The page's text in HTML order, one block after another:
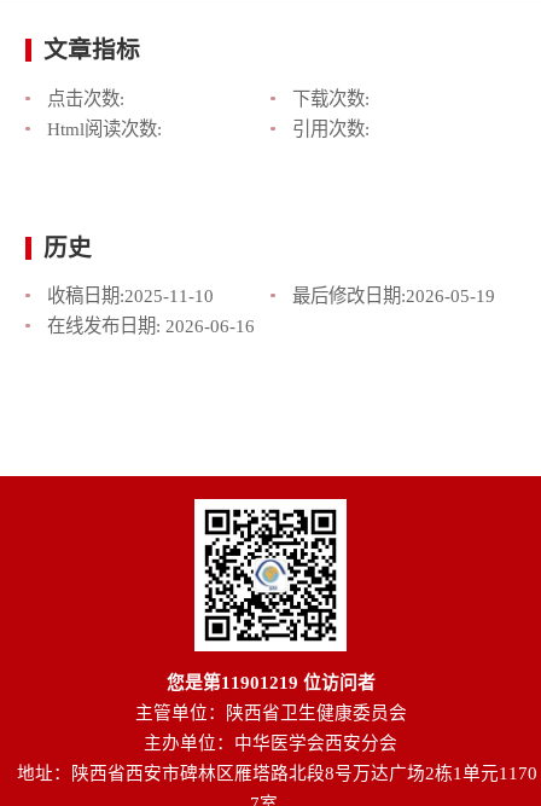
文章指标
点击次数:
下载次数:
Html阅读次数:
引用次数:
历史
收稿日期:2025-11-10 最后修改日期:2026-05-19
在线发布日期: 2026-06-16
您是第11901219 位访问者
主管单位：陕西省卫生健康委员会
主办单位：中华医学会西安分会
地址：陕西省西安市碑林区雁塔路北段8号万达广场2栋1单元1170